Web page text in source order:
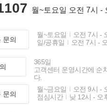
월~토요일 오전 7시 -
문의
월~토요일
오전 7시 -
일/공휴일
오전 7시 -
365일
고객센터 운영시간에 순
다.
문의
월~금요일
오전 9시 -
점심시간
낮 12시 - 오